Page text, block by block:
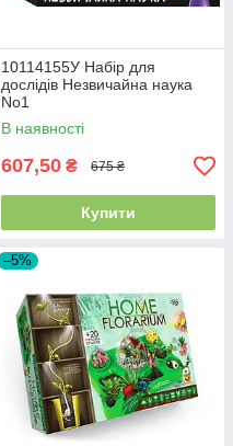
10114155У Набір для
дослідів Незвичайна наука
No1
В наявності
607,50 ₴ 675 ₴
Купити
–5%